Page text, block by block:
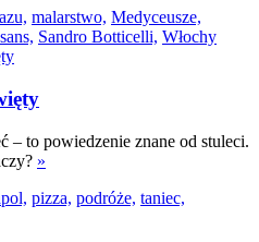
malarstwo, Medyceusze,
Sandro Botticelli, Włochy
– to powiedzenie znane od stuleci.
»
pizza, podróże, taniec,